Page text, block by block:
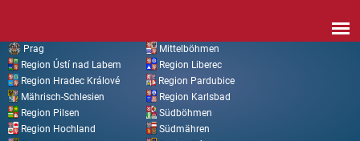
Prag
Mittelböhmen
Region Ústí nad Labem
Region Liberec
Region Hradec Králové
Region Pardubice
Mährisch-Schlesien
Region Karlsbad
Region Pilsen
Südböhmen
Region Hochland
Südmähren